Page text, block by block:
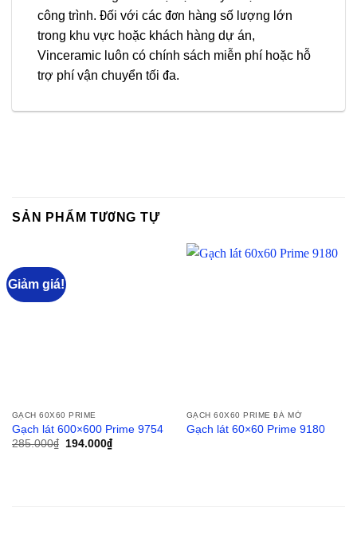
công trình. Đối với các đơn hàng số lượng lớn
trong khu vực hoặc khách hàng dự án,
Vinceramic luôn có chính sách miễn phí hoặc hỗ
trợ phí vận chuyển tối đa.
SẢN PHẨM TƯƠNG TỰ
Giảm giá!
GẠCH 60X60 PRIME
Gạch lát 600×600 Prime 9754
285.000₫ 194.000₫
GẠCH 60X60 PRIME ĐÁ MỜ
Gạch lát 60×60 Prime 9180